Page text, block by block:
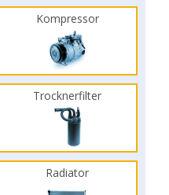
Kompressor
Trocknerfilter
Radiator